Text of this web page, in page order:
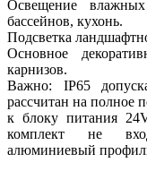
Освещение
бассейнов, кухонь.
Подсветка
Основное
карнизов.
Важно: IP65
рассчитан на полное
к блоку питания
комплект не
алюминиевый